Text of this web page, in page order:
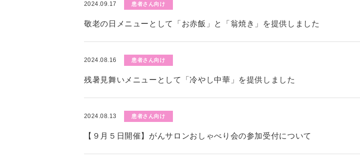
2024.09.17 患者さん向け
敬老の日メニューとして「お赤飯」と「翁焼き」を提供しました
2024.08.16 患者さん向け
残暑見舞いメニューとして「冷やし中華」を提供しました
2024.08.13 患者さん向け
【９月５日開催】がんサロンおしゃべり会の参加受付について